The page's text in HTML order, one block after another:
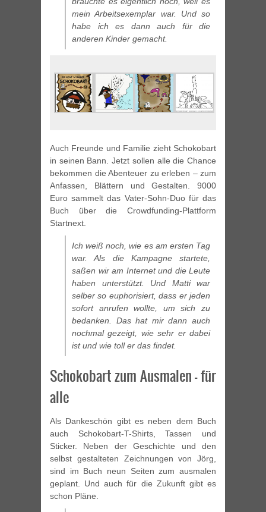
mein Arbeitsexemplar war. Und so
habe ich es dann auch für die
anderen Kinder gemacht.
Auch Freunde und Familie zieht Schokobart
in seinen Bann. Jetzt sollen alle die Chance
bekommen die Abenteuer zu erleben – zum
Anfassen, Blättern und Gestalten. 9000
Euro sammelt das Vater-Sohn-Duo für das
Buch über die Crowdfunding-Plattform
Startnext.
Ich weiß noch, wie es am ersten Tag
war. Als die Kampagne startete,
saßen wir am Internet und die Leute
haben unterstützt. Und Matti war
selber so euphorisiert, dass er jeden
sofort anrufen wollte, um sich zu
bedanken. Das hat mir dann auch
nochmal gezeigt, wie sehr er dabei
ist und wie toll er das findet.
Schokobart zum Ausmalen – für
alle
Als Dankeschön gibt es neben dem Buch
auch Schokobart-T-Shirts, Tassen und
Sticker. Neben der Geschichte und den
selbst gestalteten Zeichnungen von Jörg,
sind im Buch neun Seiten zum ausmalen
geplant. Und auch für die Zukunft gibt es
schon Pläne.